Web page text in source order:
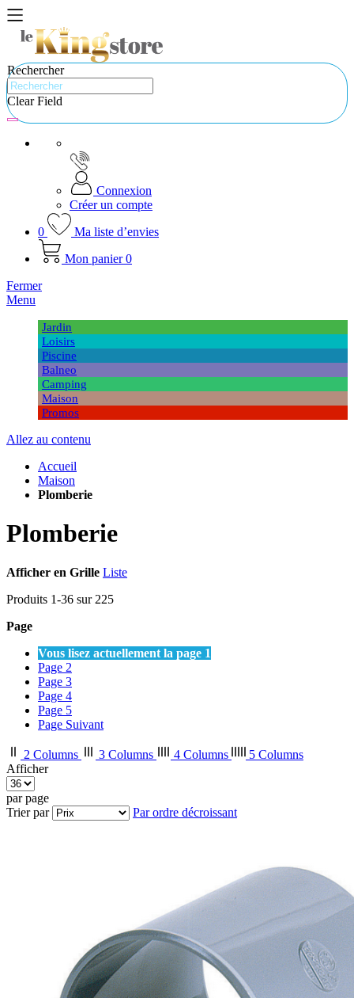
Rechercher
Clear Field
Connexion
Créer un compte
0
Ma liste d’envies
Mon panier 0
Fermer
Menu
Jardin
Loisirs
Piscine
Balneo
Camping
Maison
Promos
Allez au contenu
Accueil
Maison
Plomberie
Plomberie
Afficher en Grille Liste
Produits 1-36 sur 225
Page
Vous lisez actuellement la page 1
Page 2
Page 3
Page 4
Page 5
Page Suivant
2 Columns 3 Columns 4 Columns
5 Columns
Afficher
par page
Trier par
Par ordre décroissant